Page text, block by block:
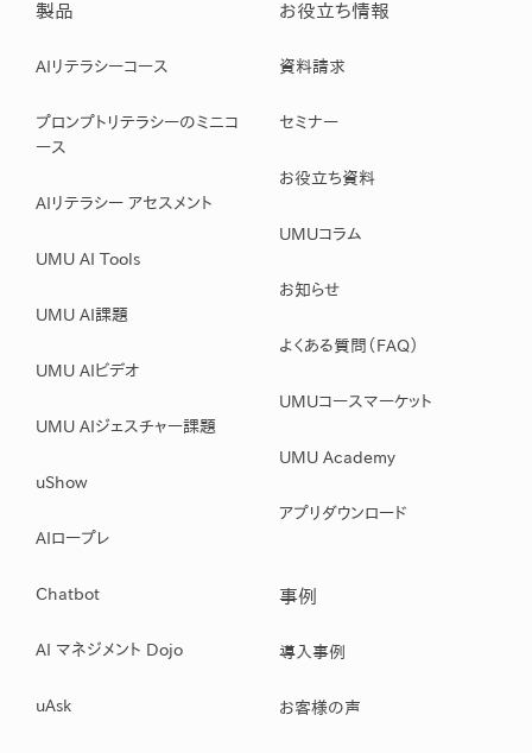
製品
AIリテラシーコース
プロンプトリテラシーのミニコ
ース
AIリテラシー アセスメント
UMU AI Tools
UMU AI課題
UMU AIビデオ
UMU AIジェスチャー課題
uShow
AIロープレ
Chatbot
AI マネジメント Dojo
uAsk
お役立ち情報
資料請求
セミナー
お役立ち資料
UMUコラム
お知らせ
よくある質問（FAQ）
UMUコースマーケット
UMU Academy
アプリダウンロード
事例
導入事例
お客様の声